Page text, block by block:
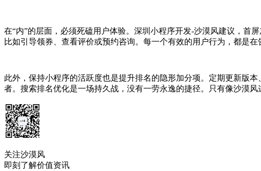
在“内”的层面，必须死磕用户体验。深圳小程序开发-沙漠风建议，首
比如引导领券、查看评价或预约咨询。每一个有效的用户行为，都是
此外，保持小程序的活跃度也是提升排名的隐形加分项。定期更新版
者。搜索排名优化是一场持久战，没有一劳永逸的捷径。只有像沙漠
关注沙漠风
即刻了解价值资讯